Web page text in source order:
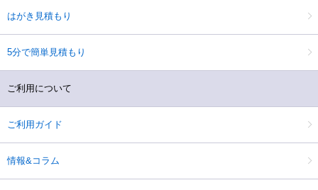
はがき見積もり
5分で簡単見積もり
ご利用について
ご利用ガイド
情報&コラム